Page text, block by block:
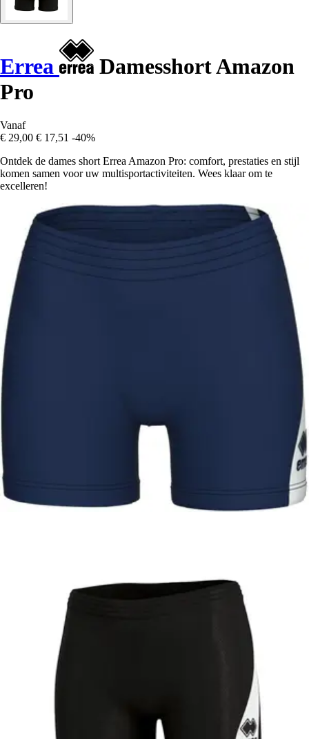
Errea
Damesshort Amazon
Pro
Vanaf
€ 29,00 € 17,51 -40%
Ontdek de dames short Errea Amazon Pro: comfort, prestaties en stijl
komen samen voor uw multisportactiviteiten. Wees klaar om te
excelleren!